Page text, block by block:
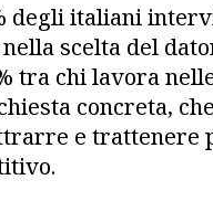
degli italiani
scelta del
tra chi lavora
concreta,
e trattenere